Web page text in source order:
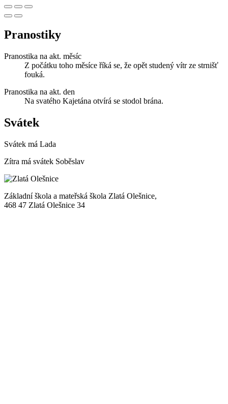
Pranostiky
Pranostika na akt. měsíc
Z počátku toho měsíce říká se, že opět studený vítr ze strnišť
fouká.
Pranostika na akt. den
Na svatého Kajetána otvírá se stodol brána.
Svátek
Svátek má Lada
Zítra má svátek Soběslav
Základní škola a mateřská škola Zlatá Olešnice,
468 47 Zlatá Olešnice 34